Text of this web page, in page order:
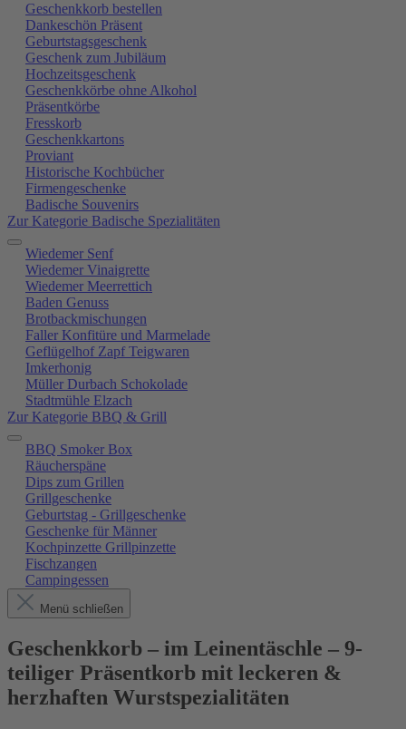
Geschenkkorb bestellen
Dankeschön Präsent
Geburtstagsgeschenk
Geschenk zum Jubiläum
Hochzeitsgeschenk
Geschenkkörbe ohne Alkohol
Präsentkörbe
Fresskorb
Geschenkkartons
Proviant
Historische Kochbücher
Firmengeschenke
Badische Souvenirs
Zur Kategorie Badische Spezialitäten
Wiedemer Senf
Wiedemer Vinaigrette
Wiedemer Meerrettich
Baden Genuss
Brotbackmischungen
Faller Konfitüre und Marmelade
Geflügelhof Zapf Teigwaren
Imkerhonig
Müller Durbach Schokolade
Stadtmühle Elzach
Zur Kategorie BBQ & Grill
BBQ Smoker Box
Räucherspäne
Dips zum Grillen
Grillgeschenke
Geburtstag - Grillgeschenke
Geschenke für Männer
Kochpinzette Grillpinzette
Fischzangen
Campingessen
Menü schließen
Geschenkkorb – im Leinentäschle – 9-
teiliger Präsentkorb mit leckeren &
herzhaften Wurstspezialitäten